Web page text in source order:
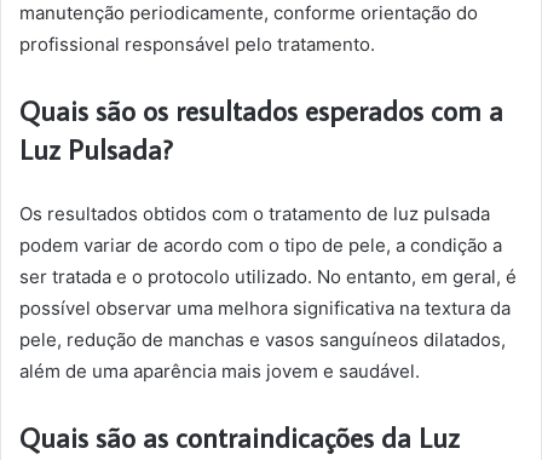
manutenção periodicamente, conforme orientação do
profissional responsável pelo tratamento.
Quais são os resultados esperados com a
Luz Pulsada?
Os resultados obtidos com o tratamento de luz pulsada
podem variar de acordo com o tipo de pele, a condição a
ser tratada e o protocolo utilizado. No entanto, em geral, é
possível observar uma melhora significativa na textura da
pele, redução de manchas e vasos sanguíneos dilatados,
além de uma aparência mais jovem e saudável.
Quais são as contraindicações da Luz